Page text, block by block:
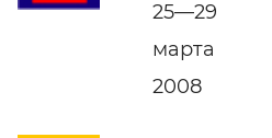
25—29
марта
2008